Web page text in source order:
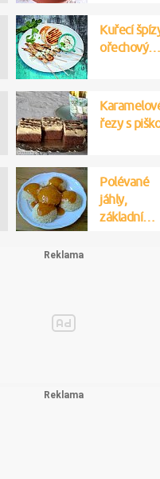
Kuřecí
ořechový…
Polévané
jáhly,
základní…
řezy s